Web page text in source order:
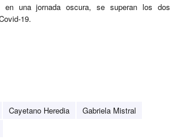
en una jornada oscura, se superan los dos
19.​
Cayetano Heredia
Gabriela Mistral